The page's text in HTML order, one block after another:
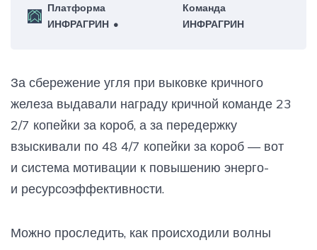
честь!Платформа
ИНФРАГРИН
Команда
ИНФРАГРИН
За сбережение угля при выковке кричного
железа выдавали награду кричной команде 23
2/7 копейки за короб, а за передержку
взыскивали по 48 4/7 копейки за короб — вот
и система мотивации к повышению энерго-
и ресурсоэффективности.
Можно проследить, как происходили волны